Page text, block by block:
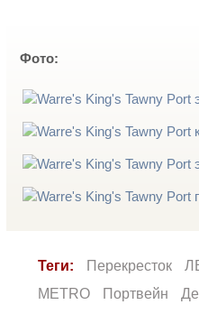
Фото:
Теги: Перекресток
METRO
Портвейн